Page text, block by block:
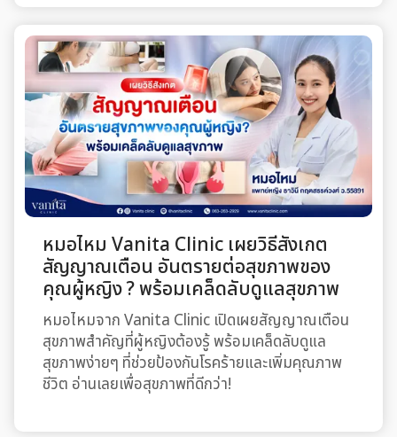
หมอไหม Vanita Clinic เผยวิธีสังเกต
สัญญาณเตือน อันตรายต่อสุขภาพของ
คุณผู้หญิง ? พร้อมเคล็ดลับดูแลสุขภาพ
หมอไหมจาก Vanita Clinic เปิดเผยสัญญาณเตือน
สุขภาพสำคัญที่ผู้หญิงต้องรู้ พร้อมเคล็ดลับดูแล
สุขภาพง่ายๆ ที่ช่วยป้องกันโรคร้ายและเพิ่มคุณภาพ
ชีวิต อ่านเลยเพื่อสุขภาพที่ดีกว่า!